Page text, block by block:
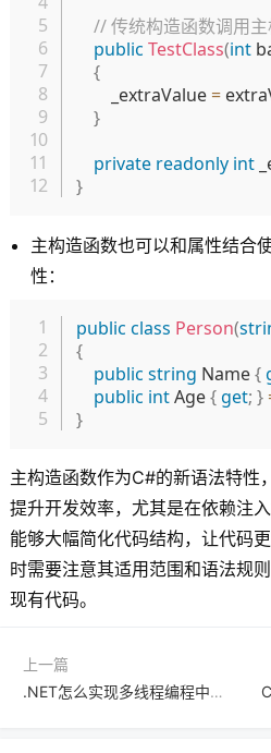
// 传统构造函数调用
public TestClass(int
{
        _extraValue
=
}
private readonly int
}
主构造函数也可以和属性结合
性：
public class Person(
{
public string Name {
public int Age {get; }
}
主构造函数作为C#的新语法特性
提升开发效率，尤其是在依赖注
能够大幅简化代码结构，让代码
时需要注意其适用范围和语法规
现有代码。
上一篇
.NET怎么实现多线程编程中的线程同步